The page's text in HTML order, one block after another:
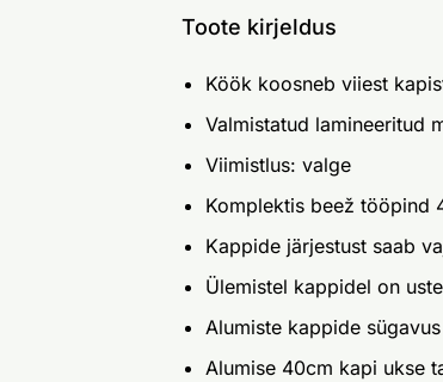
Toote kirjeldus
Köök koosneb viiest
Valmistatud lamineeritud
Viimistlus: valge
Komplektis beež tööpind
Kappide järjestust saab
Ülemistel kappidel on
Alumiste kappide
Alumise 40cm kapi ukse